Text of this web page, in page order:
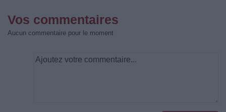
Vos commentaires
Aucun commentaire pour le moment